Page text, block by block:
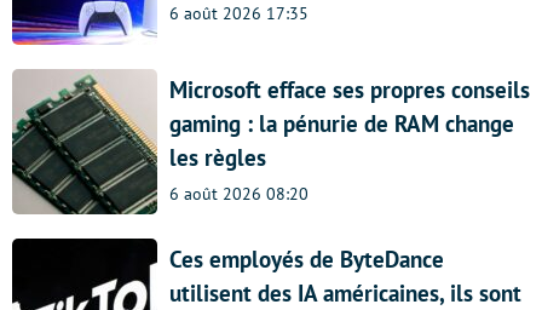
6 août 2026 17:35
Microsoft efface ses propres conseils
gaming : la pénurie de RAM change
les règles
6 août 2026 08:20
Ces employés de ByteDance
utilisent des IA américaines, ils sont